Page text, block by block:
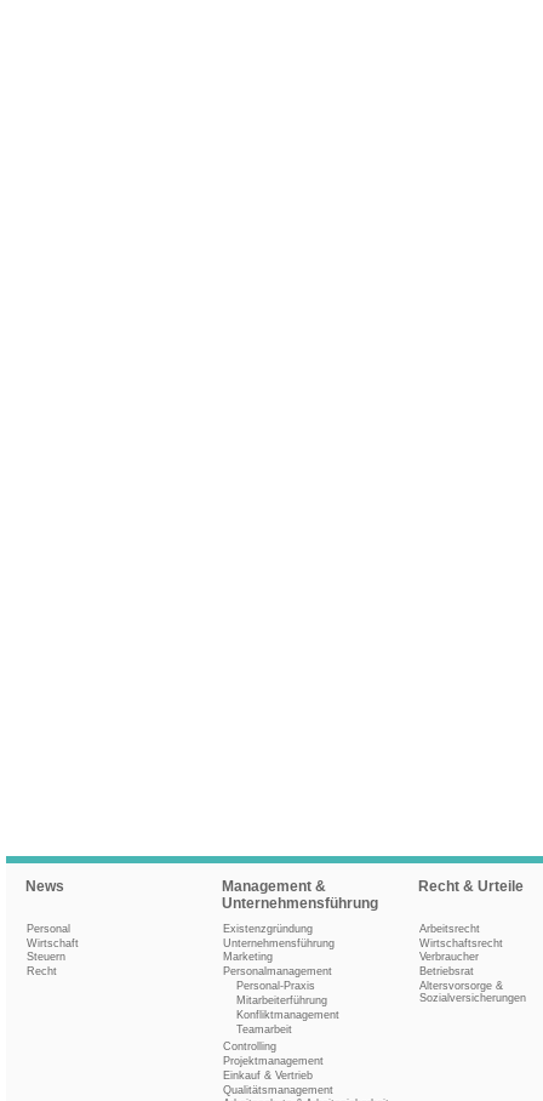
News
Personal
Wirtschaft
Steuern
Recht
Management &
Unternehmensführung
Existenzgründung
Unternehmensführung
Marketing
Personalmanagement
Personal-Praxis
Mitarbeiterführung
Konfliktmanagement
Teamarbeit
Controlling
Projektmanagement
Einkauf & Vertrieb
Qualitätsmanagement
Recht & Urteile
Arbeitsrecht
Wirtschaftsrecht
Verbraucher
Betriebsrat
Altersvorsorge &
Sozialversicherungen